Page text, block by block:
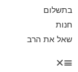
בתשלום
חנות
שאל את הרב